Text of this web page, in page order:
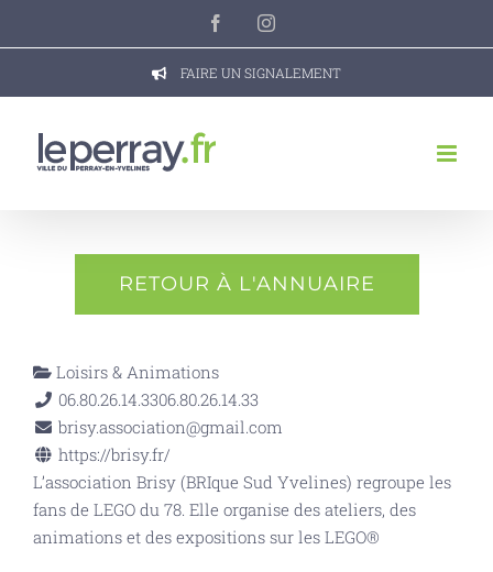
FacebookInstagram
FAIRE UN SIGNALEMENT
RETOUR À L'ANNUAIRE
Loisirs & Animations
06.80.26.14.3306.80.26.14.33
brisy.association@gmail.com
https://brisy.fr/
L’association Brisy (BRIque Sud Yvelines) regroupe les
fans de LEGO du 78. Elle organise des ateliers, des
animations et des expositions sur les LEGO®